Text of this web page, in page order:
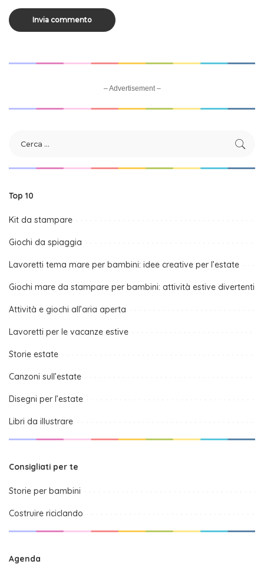
– Advertisement –
Top 10
Kit da stampare
Giochi da spiaggia
Lavoretti tema mare per bambini: idee creative per l’estate
Giochi mare da stampare per bambini: attività estive divertenti
Attività e giochi all’aria aperta
Lavoretti per le vacanze estive
Storie estate
Canzoni sull’estate
Disegni per l’estate
Libri da illustrare
Consigliati per te
Storie per bambini
Costruire riciclando
Agenda